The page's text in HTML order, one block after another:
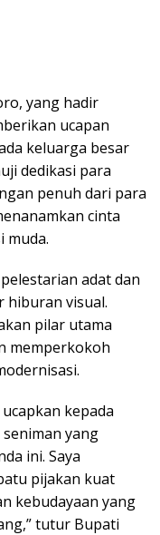
yang hadir
ucapan
keluarga besar
dedikasi para
penuh dari para
cinta
muda.
adat dan
hiburan visual.
pilar utama
memperkokoh
kepada
yang
ini. Saya
pijakan kuat
kebudayaan yang
tutur Bupati